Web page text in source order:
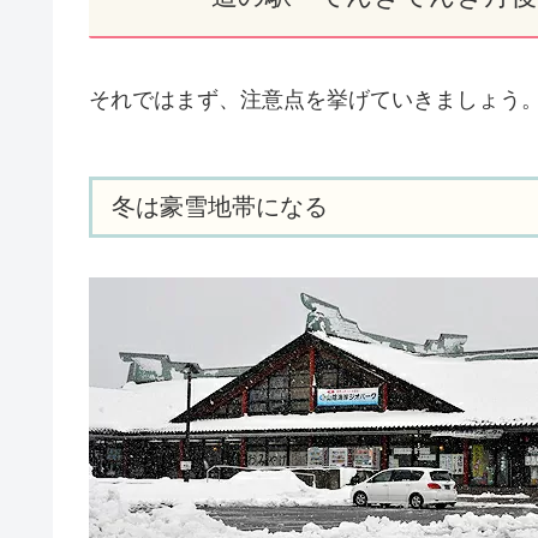
それではまず、注意点を挙げていきましょう
冬は豪雪地帯になる